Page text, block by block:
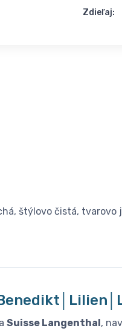
Zdieľaj:
štýlovo čistá, tvarovo
a Suisse Langenthal ,